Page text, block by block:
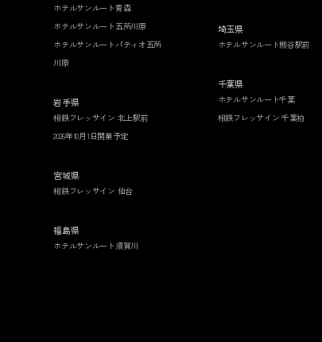
ホテルサンルート青森
ホテルサンルート五所川原
ホテルサンルートパティオ五所
川原
岩手県
相鉄フレッサイン 北上駅前
2026年10月1日開業予定
宮城県
相鉄フレッサイン 仙台
福島県
ホテルサンルート須賀川
埼玉県
ホテルサンルート熊谷駅前
千葉県
ホテルサンルート千葉
相鉄フレッサイン 千葉柏